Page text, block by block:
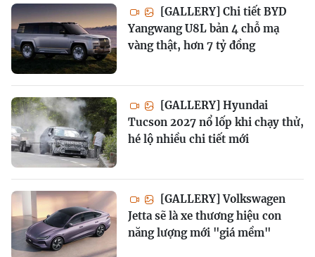
[GALLERY] Chi tiết BYD
Yangwang U8L bản 4 chỗ mạ
vàng thật, hơn 7 tỷ đồng
[GALLERY] Hyundai
Tucson 2027 nổ lốp khi chạy thử,
hé lộ nhiều chi tiết mới
[GALLERY] Volkswagen
Jetta sẽ là xe thương hiệu con
năng lượng mới "giá mềm"